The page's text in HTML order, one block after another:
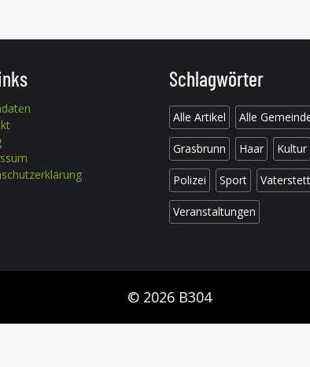
Schlagwörter
Alle Artikel Alle
Grasbrunn Haar Kultur
Polizei Sport
Veranstaltungen
© 2026 B304